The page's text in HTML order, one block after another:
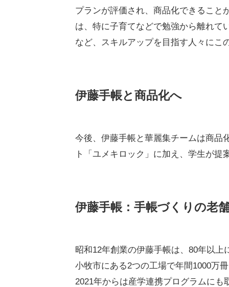
プランが評価され、商品化できること
は、特に子育てなどで勉強から離れて
など、スキルアップを目指す人々にこ
伊藤手帳と商品化へ
今後、伊藤手帳と華麗集チームは商品
ト「ユメキロック」に加え、学生が提
伊藤手帳：手帳づくりの老
昭和12年創業の伊藤手帳は、80年以
小牧市にある2つの工場で年間1000万
2021年からは産学連携プログラムに